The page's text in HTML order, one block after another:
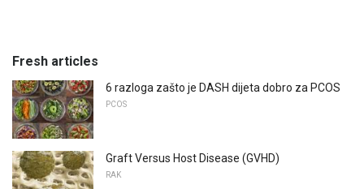
Fresh articles
6 razloga zašto je DASH dijeta dobro za PCOS
PCOS
Graft Versus Host Disease (GVHD)
RAK